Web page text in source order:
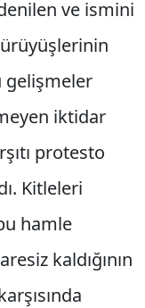
ve ismini
gelişmeler
iktidar
protesto
Kitleleri
hamle
kaldığının